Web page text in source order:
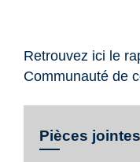
Retrouvez ici le
Communauté de
Pièces jointes